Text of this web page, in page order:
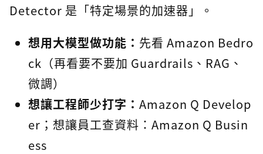
Detector 是「特定場景的加速器」。
想用大模型做功能： 先看 Amazon Bedro
ck（再看要不要加 Guardrails、RAG、
微調）
想讓工程師少打字： Amazon Q Develop
er；想讓員工查資料：Amazon Q Busin
ess